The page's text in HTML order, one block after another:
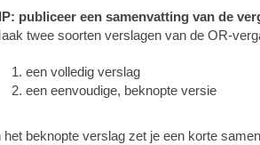
publiceer een samenvatting van de
twee soorten verslagen van de OR-
een volledig verslag
een eenvoudige, beknopte versie
het beknopte verslag zet je een korte